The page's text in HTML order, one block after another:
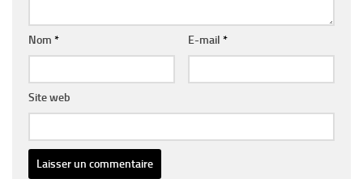
Nom * E-mail *
Site web